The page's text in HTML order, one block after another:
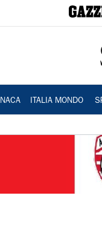
ITALIA MONDO